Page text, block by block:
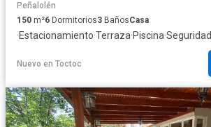
Peñalolén
150 m²6 Dormitorios3 BañosCasa
·Estacionamiento·Terraza·Piscina·Seguridad
Nuevo en Toctoc